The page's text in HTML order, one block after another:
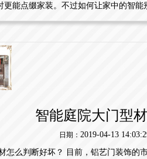
更能点缀家装。不过如何让家中的智能
智能庭院大门型
日期： 2019-04-13
怎么判断好坏？ 目前，铝艺门装饰的